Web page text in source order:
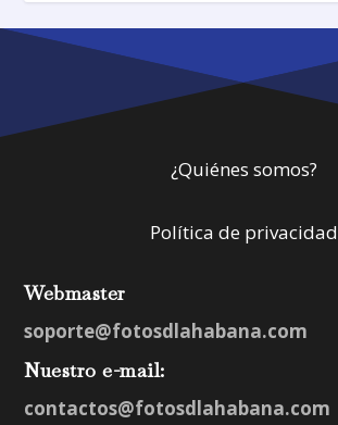
¿Quiénes somos?
Política de privacidad
Webmaster
soporte@fotosdlahabana.com
Nuestro e-mail:
contactos@fotosdlahabana.com